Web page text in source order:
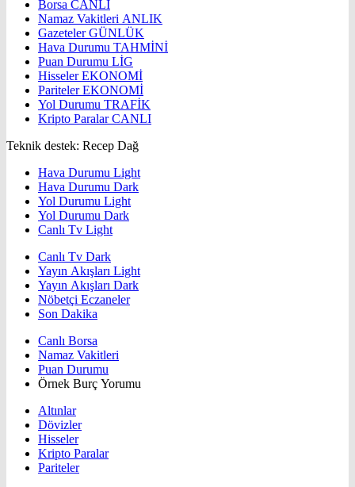
Borsa CANLI
Namaz Vakitleri ANLIK
GazetelerGÜNLÜK
Hava Durumu TAHMİNİ
Puan Durumu LİG
HisselerEKONOMİ
ParitelerEKONOMİ
Yol Durumu TRAFİK
Kripto ParalarCANLI
Teknik destek: Recep Dağ
Hava Durumu Light
Hava Durumu Dark
Yol Durumu Light
Yol Durumu Dark
Canlı Tv Light
Canlı Tv Dark
Yayın Akışları Light
Yayın Akışları Dark
Nöbetçi Eczaneler
Son Dakika
Canlı Borsa
Namaz Vakitleri
Puan Durumu
Örnek Burç Yorumu
Altınlar
Dövizler
Hisseler
Kripto Paralar
Pariteler